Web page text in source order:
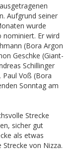
Aufgrund seiner
wurde
Er wird
(Bora Argon
Geschke (Giant-
Schillinger
Voß (Bora
Sonntag am
Strecke
sicher gut
als etwas
von Nizza.